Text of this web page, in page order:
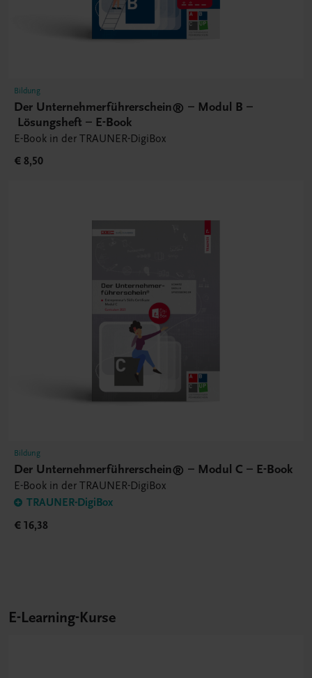
Bildung
Der Unternehmerführerschein® – Modul B –
Lösungsheft – E-Book
E-Book in der TRAUNER-DigiBox
€ 8,50
Bildung
Der Unternehmerführerschein® – Modul C – E-Book
E-Book in der TRAUNER-DigiBox
TRAUNER-DigiBox
€ 16,38
E-Learning-Kurse